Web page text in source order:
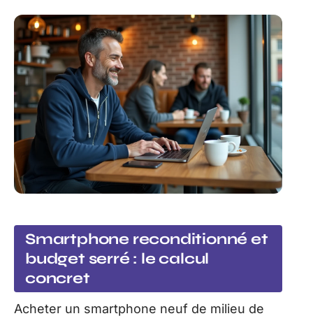
Smartphone reconditionné et
budget serré : le calcul
concret
Acheter un smartphone neuf de milieu de